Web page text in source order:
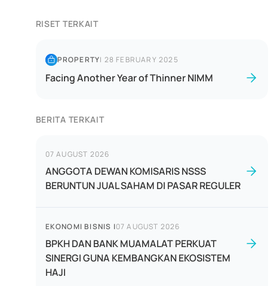
RISET TERKAIT
PROPERTY| 28 FEBRUARY 2025
Facing Another Year of Thinner NIMM
BERITA TERKAIT
07 AUGUST 2026
ANGGOTA DEWAN KOMISARIS NSSS
BERUNTUN JUAL SAHAM DI PASAR REGULER
EKONOMI BISNIS |07 AUGUST 2026
BPKH DAN BANK MUAMALAT PERKUAT
SINERGI GUNA KEMBANGKAN EKOSISTEM
HAJI